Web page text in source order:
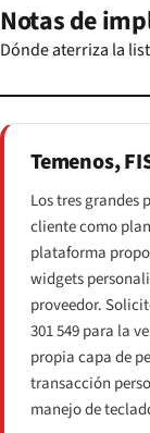
Notas de
Dónde aterriza la
Temenos,
Los tres grandes
cliente como
plataforma
widgets
proveedor.
301 549 para la
propia capa de
transacción
manejo de